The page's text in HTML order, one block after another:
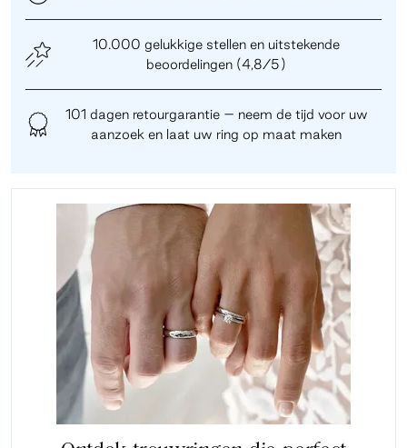
10.000 gelukkige stellen en uitstekende
beoordelingen (4,8/5)
101 dagen retourgarantie – neem de tijd voor uw
aanzoek en laat uw ring op maat maken